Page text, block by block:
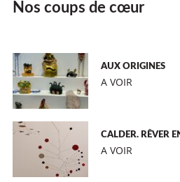
Nos coups de cœur
AUX ORIGINES
A VOIR
CALDER. RÊVER
A VOIR